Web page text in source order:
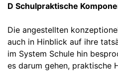
D Schulpraktische
Die angestellten
auch in Hinblick auf ihre
im System Schule hin
es darum gehen, praktische